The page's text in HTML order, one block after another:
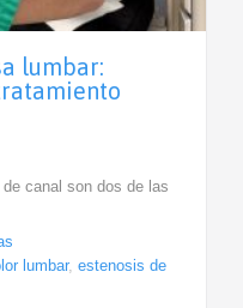
lumbar:
canal son dos de las
lumbar, estenosis de